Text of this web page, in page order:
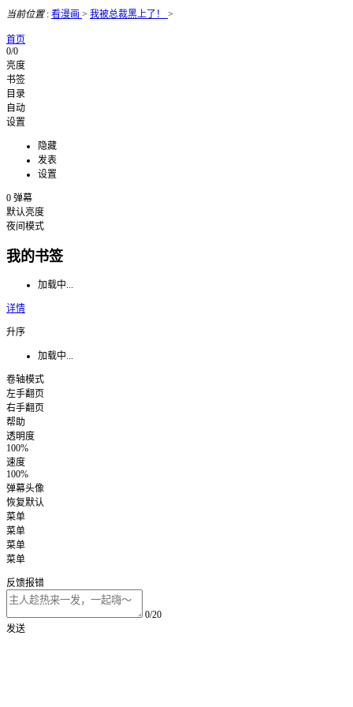
当前位置: 看漫画 > 我被总裁黑上了！ >
首页
0/0
亮度
书签
目录
自动
设置
隐藏
发表
设置
0 弹幕
默认亮度
夜间模式
我的书签
加载中...
详情
升序
加载中...
卷轴模式
左手翻页
右手翻页
帮助
透明度
100%
速度
100%
弹幕头像
恢复默认
菜单
菜单
菜单
菜单
反馈报错
0/20
发送